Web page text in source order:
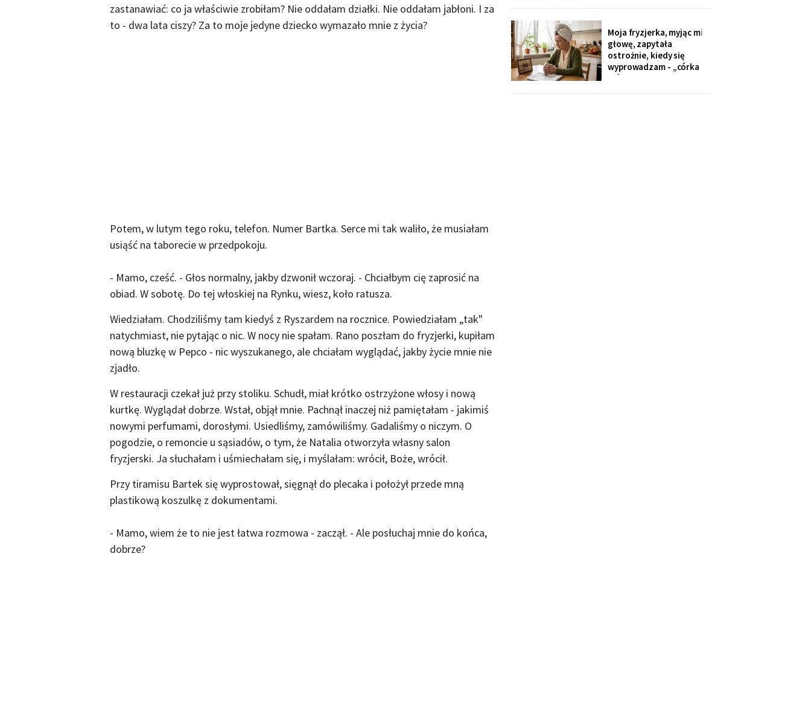
zastanawiać: co ja właściwie zrobiłam? Nie oddałam działki. Nie oddałam jabłoni. I za
to - dwa lata ciszy? Za to moje jedyne dziecko wymazało mnie z życia?
Potem, w lutym tego roku, telefon. Numer Bartka. Serce mi tak waliło, że musiałam
usiąść na taborecie w przedpokoju.
- Mamo, cześć. - Głos normalny, jakby dzwonił wczoraj. - Chciałbym cię zaprosić na
obiad. W sobotę. Do tej włoskiej na Rynku, wiesz, koło ratusza.
Wiedziałam. Chodziliśmy tam kiedyś z Ryszardem na rocznice. Powiedziałam „tak"
natychmiast, nie pytając o nic. W nocy nie spałam. Rano poszłam do fryzjerki, kupiłam
nową bluzkę w Pepco - nic wyszukanego, ale chciałam wyglądać, jakby życie mnie nie
zjadło.
W restauracji czekał już przy stoliku. Schudł, miał krótko ostrzyżone włosy i nową
kurtkę. Wyglądał dobrze. Wstał, objął mnie. Pachnął inaczej niż pamiętałam - jakimiś
nowymi perfumami, dorosłymi. Usiedliśmy, zamówiliśmy. Gadaliśmy o niczym. O
pogodzie, o remoncie u sąsiadów, o tym, że Natalia otworzyła własny salon
fryzjerski. Ja słuchałam i uśmiechałam się, i myślałam: wrócił, Boże, wrócił.
Przy tiramisu Bartek się wyprostował, sięgnął do plecaka i położył przede mną
plastikową koszulkę z dokumentami.
- Mamo, wiem że to nie jest łatwa rozmowa - zaczął. - Ale posłuchaj mnie do końca,
dobrze?
na rynku młodszy mnie
zobaczył, wyrwał jej się z
ręki i przybiegł. Zdążyłam
tylko przytulić.
Moja fryzjerka, myjąc mi
głowę, zapytała
ostrożnie, kiedy się
wyprowadzam - „córka
mówiła u nas w salonie,